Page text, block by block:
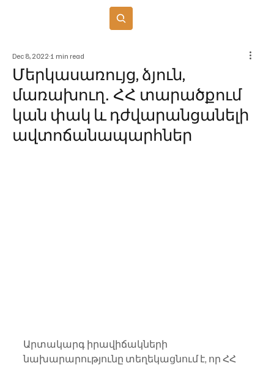
Մերկասառույց, ձյուն,
մառախուղ․ ՀՀ տարածքում
կան փակ և դժվարանցանելի
ավտոճանապարհներ
Dec 8, 2022 1 min read
Արտակարգ իրավիճակների
նախարարությունը տեղեկացնում է, որ ՀՀ